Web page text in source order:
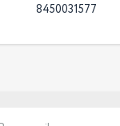
8450031577